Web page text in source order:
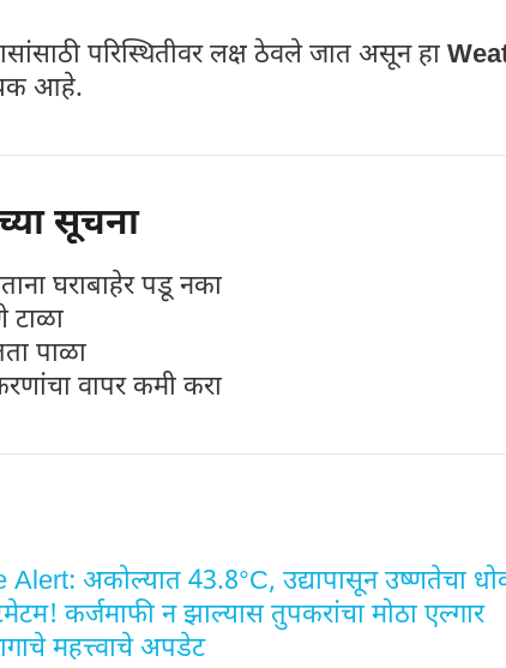
परिस्थितीवर लक्ष ठेवले जात असून हा
आहे.
सूचना
घराबाहेर पडू नका
टाळा
पाळा
वापर कमी करा
अकोल्यात 43.8°C, उद्यापासून उष्णतेचा
कर्जमाफी न झाल्यास तुपकरांचा मोठा एल्गार
महत्त्वाचे अपडेट